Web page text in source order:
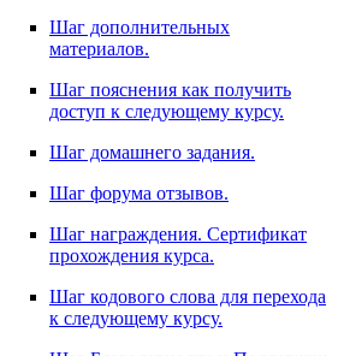
Шаг дополнительных
материалов.
Шаг пояснения как получить
доступ к следующему курсу.
Шаг домашнего задания.
Шаг форума отзывов.
Шаг награждения. Сертификат
прохождения курса.
Шаг кодового слова для перехода
к следующему курсу.